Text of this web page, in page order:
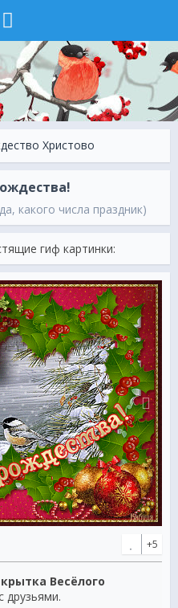
Христово
какого числа праздник)
гиф картинки:
+5
Весёлого
друзьями.